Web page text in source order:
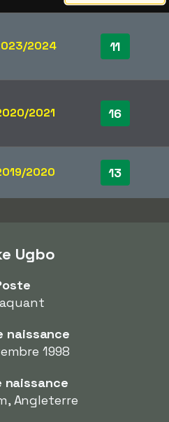
2024 11
2021 16
2020 13
Ugbo
naissance
1998
naissance
Angleterre